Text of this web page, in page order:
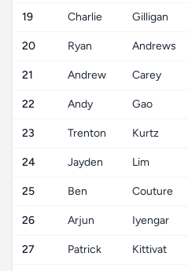
19 Charlie Gilligan
20 Ryan Andrews
21 Andrew Carey
22 Andy Gao
23 Trenton Kurtz
24 Jayden Lim
25 Ben Couture
26 Arjun Iyengar
27 Patrick Kittivat